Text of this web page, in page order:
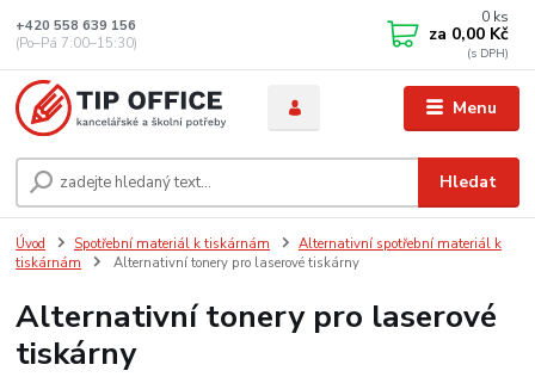
Menu
Hledat
+420 558 639 156
(Po–Pá 7:00–15:30)
0 ks
za 0,00 Kč
Úvod Spotřební materiál k tiskárnám
Alternativní spotřební materiál k
tiskárnám
Alternativní tonery pro laserové tiskárny
Alternativní tonery pro laserové
tiskárny